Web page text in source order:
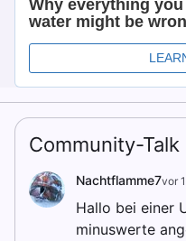
Community-Talk
Nachtflamme7vor
Hallo bei einer
minuswerte